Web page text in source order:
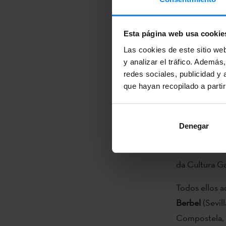
Esta página web usa
Las cookies de este sitio
y analizar el tráfico.
redes sociales, publicidad y
que hayan recopilado a
Denegar
en el que
lenguas
Frankfurt a
canal de
directora de
Con el
Cervantes;
da Cultura
Todos ellos
Berbel
Compostela,